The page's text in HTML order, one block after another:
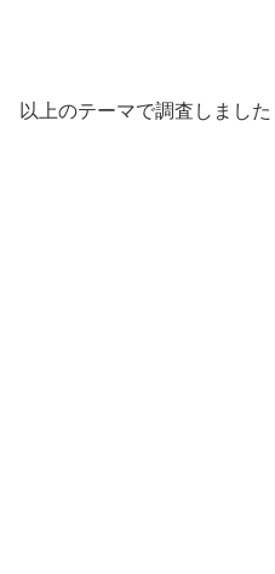
以上のテーマで調査しました